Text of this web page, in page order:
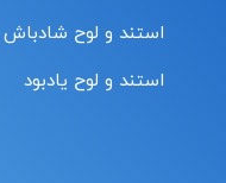
استند و لوح شادباش
استند و لوح یادبود